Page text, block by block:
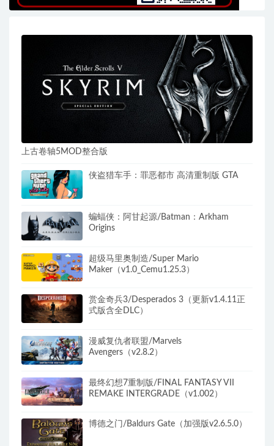
上古卷轴5MOD整合版
侠盗猎车手：罪恶都市 高清重制版 GTA
蝙蝠侠：阿甘起源/Batman：Arkham
Origins
超级马里奥制造/Super Mario
Maker（v1.0_Cemu1.25.3）
赏金奇兵3/Desperados 3（更新v1.4.11正
式版含全DLC）
漫威复仇者联盟/Marvels
Avengers（v2.8.2）
最终幻想7重制版/FINAL FANTASY VII
REMAKE INTERGRADE（v1.002）
博德之门/Baldurs Gate（加强版v2.6.5.0）